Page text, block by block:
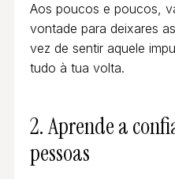
Aos poucos e poucos,
vontade para deixares
vez de sentir aquele
tudo à tua volta.
2. Aprende a
pessoas